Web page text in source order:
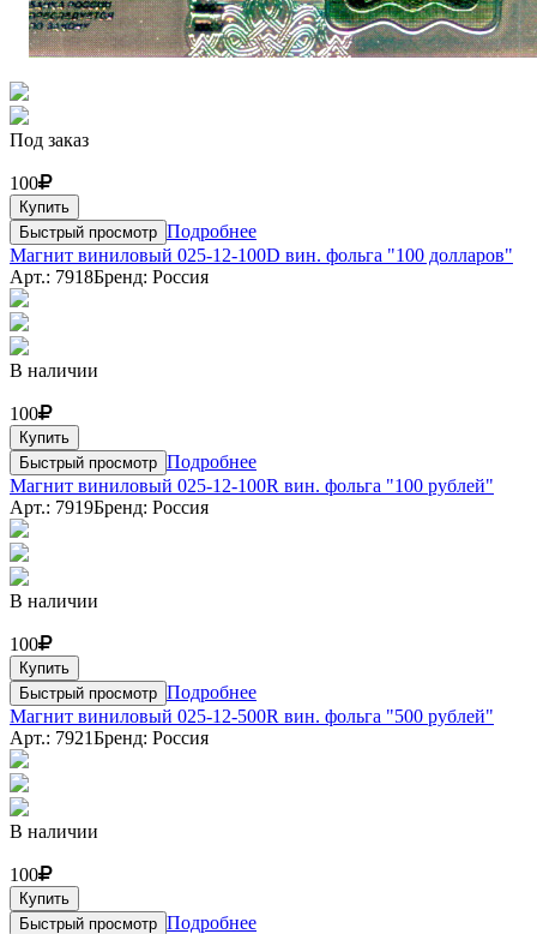
Под заказ
100
Купить
Быстрый просмотр Подробнее
Магнит виниловый 025-12-100D вин. фольга "100 долларов"
Арт.: 7918Бренд: Россия
В наличии
100
Купить
Быстрый просмотр Подробнее
Магнит виниловый 025-12-100R вин. фольга "100 рублей"
Арт.: 7919Бренд: Россия
В наличии
100
Купить
Быстрый просмотр Подробнее
Магнит виниловый 025-12-500R вин. фольга "500 рублей"
Арт.: 7921Бренд: Россия
В наличии
100
Купить
Быстрый просмотр Подробнее